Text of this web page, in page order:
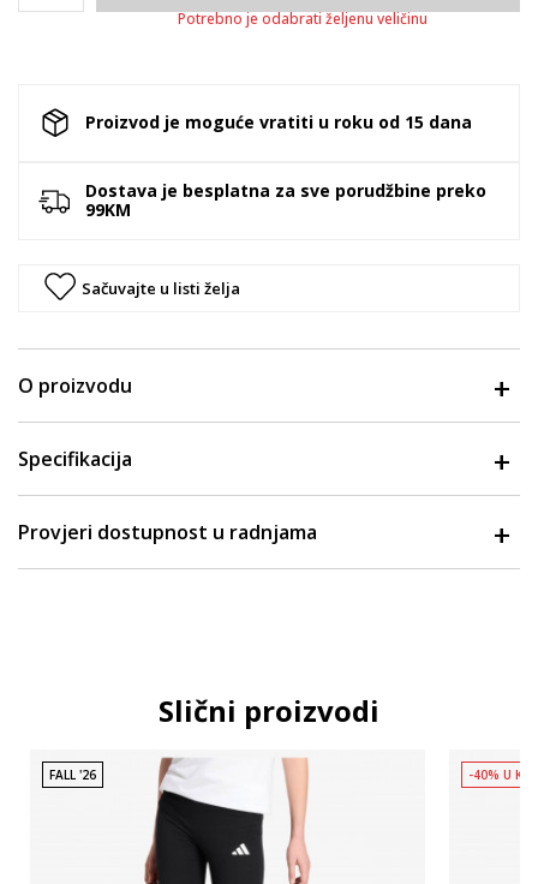
Potrebno je odabrati željenu veličinu
Proizvod je moguće vratiti u roku od 15 dana
Dostava je besplatna za sve porudžbine preko
99KM
Sačuvajte u listi želja
O proizvodu
Specifikacija
Provjeri dostupnost u radnjama
Slični proizvodi
FALL '26 -40% U